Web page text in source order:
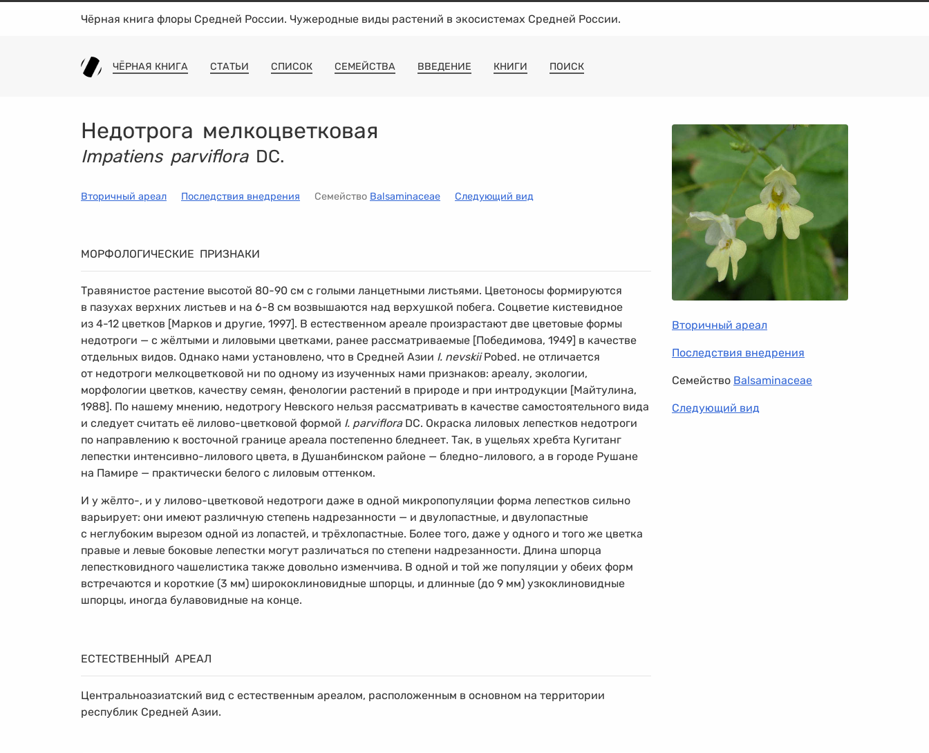
Чёрная книга флоры Средней России. Чужеродные виды растений в экосистемах Средней России.
ЧЁРНАЯ КНИГА СТАТЬИ СПИСОК СЕМЕЙСТВА ВВЕДЕНИЕ КНИГИ ПОИСК
Недотрога мелкоцветковая
Impatiens parvifloraDC.
Вторичный ареал Последствия внедрения Семейство Balsaminaceae Следующий вид
МОРФОЛОГИЧЕСКИЕ ПРИЗНАКИ
Травянистое растение высотой 80-90 см с голыми ланцетными листьями. Цветоносы формируются
в пазухах верхних листьев и на 6-8 см возвышаются над верхушкой побега. Соцветие кистевидное
из 4-12 цветков [Марков и другие, 1997]. В естественном ареале произрастают две цветовые формы
недотроги — с жёлтыми и лиловыми цветками, ранее рассматриваемые [Победимова, 1949] в качестве
отдельных видов. Однако нами установлено, что в Средней Азии I. nevskiiPobed. не отличается
от недотроги мелкоцветковой ни по одному из изученных нами признаков: ареалу, экологии,
морфологии цветков, качеству семян, фенологии растений в природе и при интродукции [Майтулина,
1988]. По нашему мнению, недотрогу Невского нельзя рассматривать в качестве самостоятельного вида
и следует считать её лилово-цветковой формой I. parvifloraDC. Окраска лиловых лепестков недотроги
по направлению к восточной границе ареала постепенно бледнеет. Так, в ущельях хребта Кугитанг
лепестки интенсивно-лилового цвета, в Душанбинском районе — бледно-лилового, а в городе Рушане
на Памире — практически белого с лиловым оттенком.
И у жёлто-, и у лилово-цветковой недотроги даже в одной микропопуляции форма лепестков сильно
варьирует: они имеют различную степень надрезанности — и двулопастные, и двулопастные
с неглубоким вырезом одной из лопастей, и трёхлопастные. Более того, даже у одного и того же цветка
правые и левые боковые лепестки могут различаться по степени надрезанности. Длина шпорца
лепестковидного чашелистика также довольно изменчива. В одной и той же популяции у обеих форм
встречаются и короткие (3 мм) ширококлиновидные шпорцы, и длинные (до 9 мм) узкоклиновидные
шпорцы, иногда булавовидные на конце.
ЕСТЕСТВЕННЫЙ АРЕАЛ
Центральноазиатский вид с естественным ареалом, расположенным в основном на территории
республик Средней Азии.
Вторичный ареал
Последствия внедрения
Семейство Balsaminaceae
Следующий вид